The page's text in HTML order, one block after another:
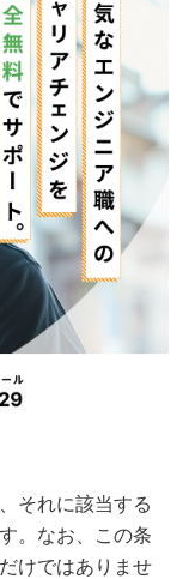
それに該当する
。なお、この条
けではありませ